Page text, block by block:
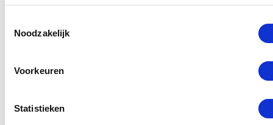
Noodzakelijk
Voorkeuren
Statistieken
deuren laten plaatsen. Het ziet er erg netjes uit